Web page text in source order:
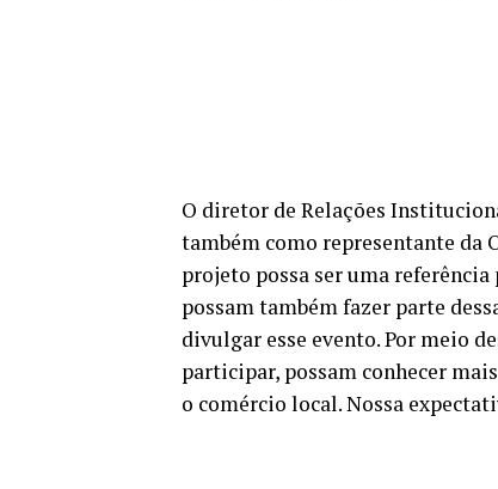
O diretor de Relações
também como representante da
projeto possa ser uma
possam também fazer parte
divulgar esse evento. Por meio
participar, possam conhecer
o comércio local. Nossa